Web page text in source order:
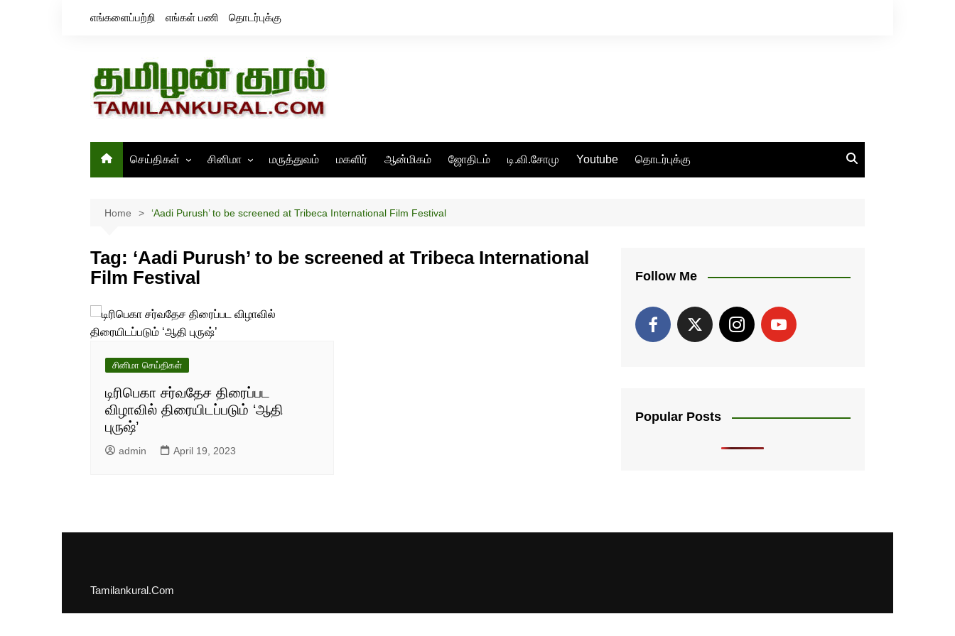
எங்களைப்பற்றி எங்கள் பணி தொடர்புக்கு
செய்திகள்
இந்தியா
சினிமா
திரைவிமர்சனம்
மருத்துவம் மகளிர் ஆன்மிகம் ஜோதிடம் டி.வி.சோமு Youtube தொடர்புக்கு
Home ‘Aadi Purush’ to be screened at Tribeca International Film Festival
Tag: ‘Aadi Purush’ to be screened at Tribeca International
Film Festival
சினிமா செய்திகள்
டிரிபெகா சர்வதேச திரைப்பட
விழாவில் திரையிடப்படும் ‘ஆதி
புருஷ்’
admin April 19, 2023
Follow Me
Popular Posts
Tamilankural.Com